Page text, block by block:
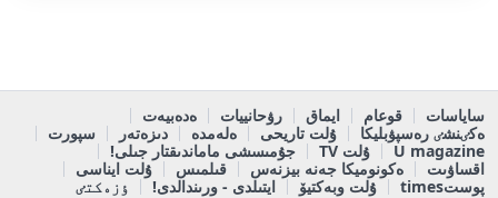
ساياسات قوعام ايماق رۋحانييات
ەدەبيەت
ەكٸنشٸ رەسپۋبليكا
ۇلت تاريحى ەلەمدە دىزەتەر
سپورت
U magazine
ۇلت TV
جۇمىسشى ماماندىقتار جىلى!
اقساۋىت
ەكونوميكا جەنە بيزنەس قىلمىس
ۇلت ايناسى
پوستtimes
ۇلت وبەكتيۆ ايتىلدى - ورىندالدى! ٶزەكتٸ